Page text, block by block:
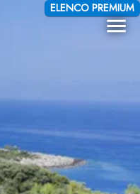
ELENCO PREMIUM